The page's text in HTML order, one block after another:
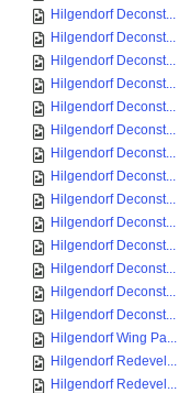
Hilgendorf Deconst...
Hilgendorf Deconst...
Hilgendorf Deconst...
Hilgendorf Deconst...
Hilgendorf Deconst...
Hilgendorf Deconst...
Hilgendorf Deconst...
Hilgendorf Deconst...
Hilgendorf Deconst...
Hilgendorf Deconst...
Hilgendorf Deconst...
Hilgendorf Deconst...
Hilgendorf Deconst...
Hilgendorf Deconst...
Hilgendorf Wing Pa...
Hilgendorf Redevel...
Hilgendorf Redevel...